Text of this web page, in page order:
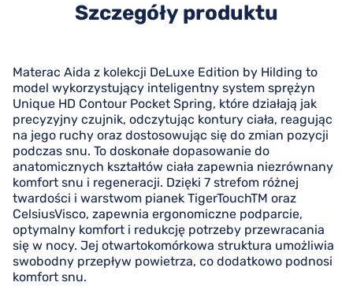
Szczegóły produktu
Materac Aida z kolekcji DeLuxe Edition by Hilding to
model wykorzystujący inteligentny system sprężyn
Unique HD Contour Pocket Spring, które działają jak
precyzyjny czujnik, odczytując kontury ciała, reagując
na jego ruchy oraz dostosowując się do zmian pozycji
podczas snu. To doskonałe dopasowanie do
anatomicznych kształtów ciała zapewnia niezrównany
komfort snu i regeneracji. Dzięki 7 strefom różnej
twardości i warstwom pianek TigerTouchTM oraz
CelsiusVisco, zapewnia ergonomiczne podparcie,
optymalny komfort i redukcję potrzeby przewracania
się w nocy. Jej otwartokomórkowa struktura umożliwia
swobodny przepływ powietrza, co dodatkowo podnosi
komfort snu.